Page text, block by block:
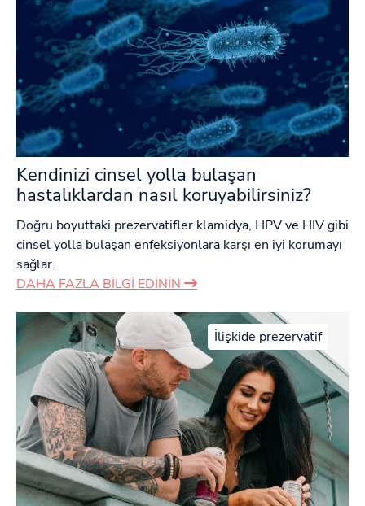
Kendinizi cinsel yolla bulaşan
hastalıklardan nasıl koruyabilirsiniz?
Doğru boyuttaki prezervatifler klamidya, HPV ve HIV gibi
cinsel yolla bulaşan enfeksiyonlara karşı en iyi korumayı
sağlar.
DAHA FAZLA BILGI EDININ
İlişkide prezervatif